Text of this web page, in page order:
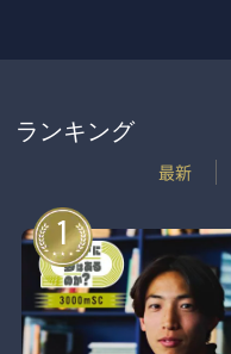
ランキング
最新
1